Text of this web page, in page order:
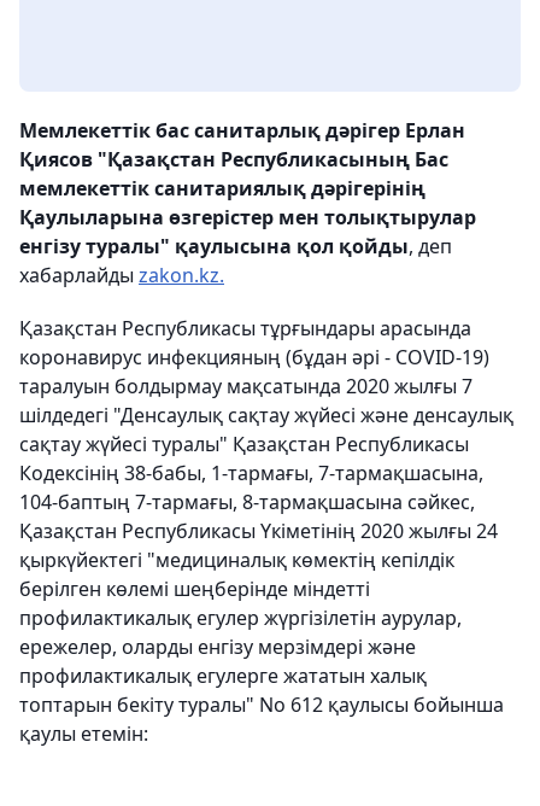
Мемлекеттік бас санитарлық дәрігер Ерлан
Қиясов "Қазақстан Республикасының Бас
мемлекеттік санитариялық дәрігерінің
Қаулыларына өзгерістер мен толықтырулар
енгізу туралы" қаулысына қол қойды, деп
хабарлайды zakon.kz.
Қазақстан Республикасы тұрғындары арасында
коронавирус инфекцияның (бұдан әрі - COVID-19)
таралуын болдырмау мақсатында 2020 жылғы 7
шілдедегі "Денсаулық сақтау жүйесі және денсаулық
сақтау жүйесі туралы" Қазақстан Республикасы
Кодексінің 38-бабы, 1-тармағы, 7-тармақшасына,
104-баптың 7-тармағы, 8-тармақшасына сәйкес,
Қазақстан Республикасы Үкіметінің 2020 жылғы 24
қыркүйектегі "медициналық көмектің кепілдік
берілген көлемі шеңберінде міндетті
профилактикалық егулер жүргізілетін аурулар,
ережелер, оларды енгізу мерзімдері және
профилактикалық егулерге жататын халық
топтарын бекіту туралы" No 612 қаулысы бойынша
қаулы етемін: